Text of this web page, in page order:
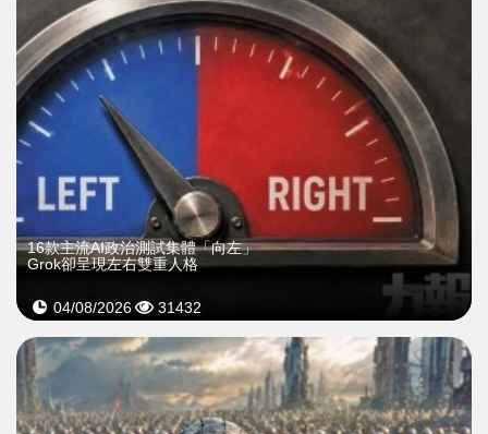
16款主流AI政治測試集體「向左」
Grok卻呈現左右雙重人格
04/08/2026 31432